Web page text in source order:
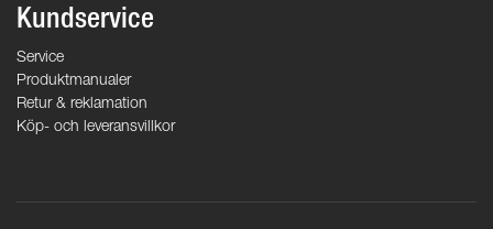
Kundservice
Service
Produktmanualer
Retur & reklamation
Köp- och leveransvillkor